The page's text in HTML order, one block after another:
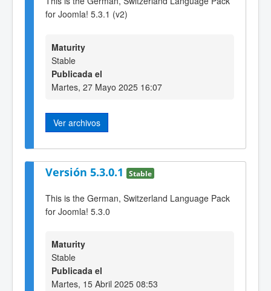
for Joomla! 5.3.1 (v2)
Maturity
Stable
Publicada el
Martes, 27 Mayo 2025 16:07
Ver archivos
Versión 5.3.0.1 Stable
This is the German, Switzerland Language Pack
for Joomla! 5.3.0
Maturity
Stable
Publicada el
Martes, 15 Abril 2025 08:53